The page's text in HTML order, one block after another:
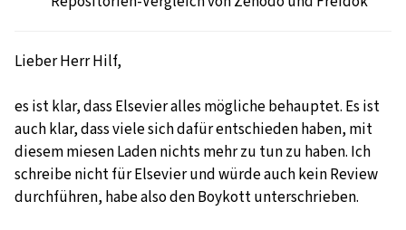
Lieber Herr Hilf,
es ist klar, dass Elsevier alles mögliche behauptet. Es ist
auch klar, dass viele sich dafür entschieden haben, mit
diesem miesen Laden nichts mehr zu tun zu haben. Ich
schreibe nicht für Elsevier und würde auch kein Review
durchführen, habe also den Boykott unterschrieben.